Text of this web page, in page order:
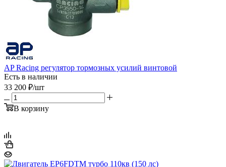
AP Racing регулятор тормозных усилий винтовой
Есть в наличии
33 200 ₽/шт
В корзину